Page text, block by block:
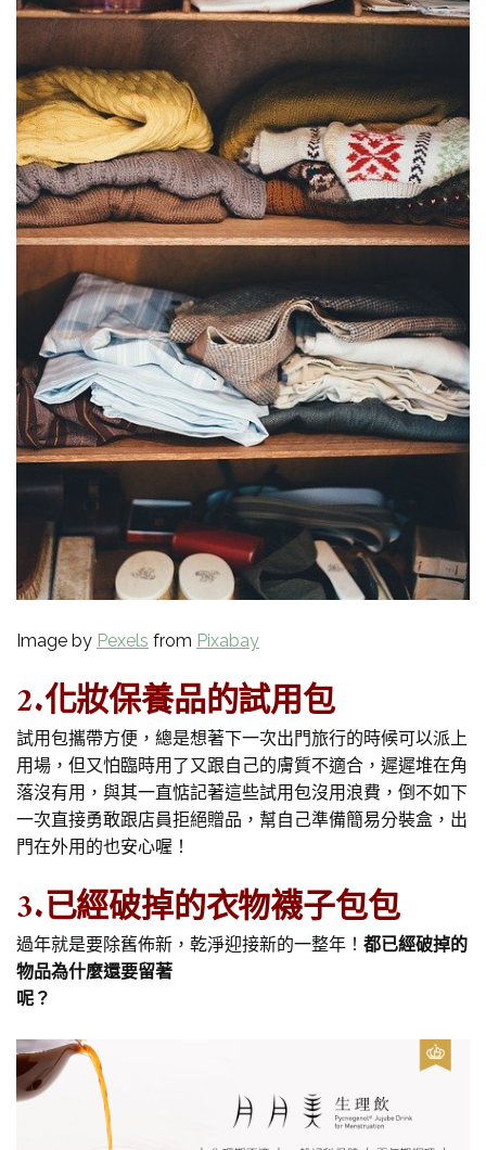
Image by Pexels from Pixabay
2.化妝保養品的試用包
試用包攜帶方便，總是想著下一次出門旅行的時候可以派上
用場，但又怕臨時用了又跟自己的膚質不適合，遲遲堆在角
落沒有用，與其一直惦記著這些試用包沒用浪費，倒不如下
一次直接勇敢跟店員拒絕贈品，幫自己準備簡易分裝盒，出
門在外用的也安心喔！
3.已經破掉的衣物襪子包包
過年就是要除舊佈新，乾淨迎接新的一整年！ 都已經破掉的
物品為什麼還要留著
呢？